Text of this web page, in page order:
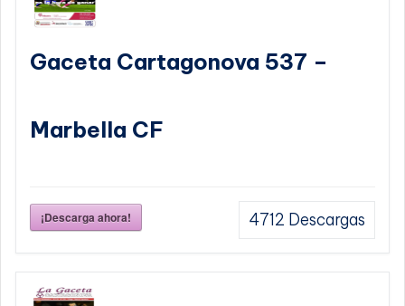
Gaceta Cartagonova 537 –
Marbella CF
¡Descarga ahora! 4712 Descargas